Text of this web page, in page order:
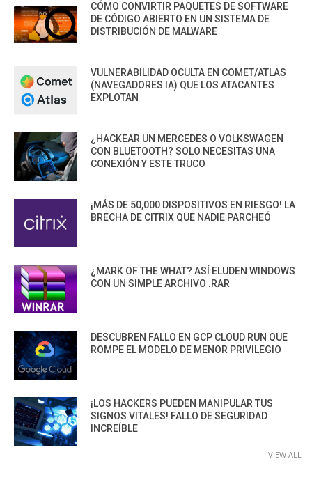
CÓMO CONVIRTIR PAQUETES DE SOFTWARE
DE CÓDIGO ABIERTO EN UN SISTEMA DE
DISTRIBUCIÓN DE MALWARE
VULNERABILIDAD OCULTA EN COMET/ATLAS
(NAVEGADORES IA) QUE LOS ATACANTES
EXPLOTAN
¿HACKEAR UN MERCEDES O VOLKSWAGEN
CON BLUETOOTH? SOLO NECESITAS UNA
CONEXIÓN Y ESTE TRUCO
¡MÁS DE 50,000 DISPOSITIVOS EN RIESGO! LA
BRECHA DE CITRIX QUE NADIE PARCHEÓ
¿MARK OF THE WHAT? ASÍ ELUDEN WINDOWS
CON UN SIMPLE ARCHIVO .RAR
DESCUBREN FALLO EN GCP CLOUD RUN QUE
ROMPE EL MODELO DE MENOR PRIVILEGIO
¡LOS HACKERS PUEDEN MANIPULAR TUS
SIGNOS VITALES! FALLO DE SEGURIDAD
INCREÍBLE
VIEW ALL